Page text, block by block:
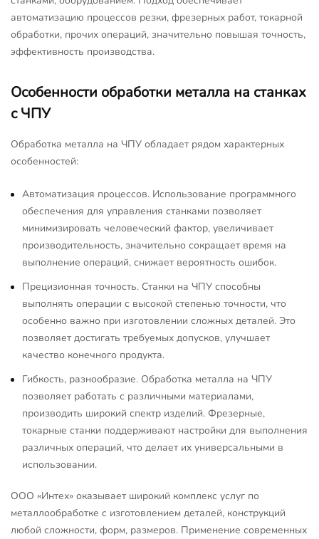
автоматизацию процессов резки, фрезерных работ, токарной
обработки, прочих операций, значительно повышая точность,
эффективность производства.
Особенности обработки металла на станках
с ЧПУ
Обработка металла на ЧПУ обладает рядом характерных
особенностей:
Автоматизация процессов. Использование программного
обеспечения для управления станками позволяет
минимизировать человеческий фактор, увеличивает
производительность, значительно сокращает время на
выполнение операций, снижает вероятность ошибок.
Прецизионная точность. Станки на ЧПУ способны
выполнять операции с высокой степенью точности, что
особенно важно при изготовлении сложных деталей. Это
позволяет достигать требуемых допусков, улучшает
качество конечного продукта.
Гибкость, разнообразие. Обработка металла на ЧПУ
позволяет работать с различными материалами,
производить широкий спектр изделий. Фрезерные,
токарные станки поддерживают настройки для выполнения
различных операций, что делает их универсальными в
использовании.
ООО «Интех» оказывает широкий комплекс услуг по
металлообработке с изготовлением деталей, конструкций
любой сложности, форм, размеров. Применение современных